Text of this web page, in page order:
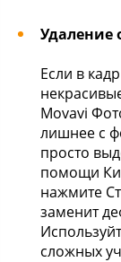
Удаление
Если в
Movavi
лишнее с
просто
помощи
нажмите
заменит
сложных